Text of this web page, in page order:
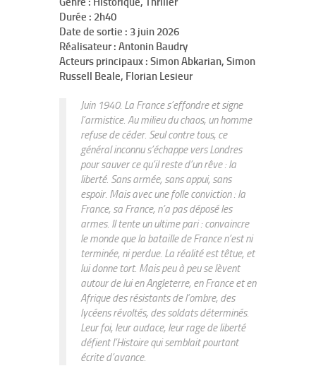
Durée : 2h40
Date de sortie : 3 juin 2026
Réalisateur : Antonin Baudry
Acteurs principaux : Simon Abkarian, Simon
Russell Beale, Florian Lesieur
Juin 1940. La France s’effondre et signe
l’armistice. Au milieu du chaos, un homme
refuse de céder. Seul contre tous, ce
général inconnu s’échappe vers Londres
pour sauver ce qu’il reste d’un rêve : la
liberté. Sans armée, sans appui, sans
espoir. Mais avec une folle conviction : la
France, sa France, n’a pas déposé les
armes. Il tente un ultime pari : convaincre
le monde que la bataille de France n’est ni
terminée, ni perdue. La réalité est têtue, et
lui donne tort. Mais peu à peu se lèvent
autour de lui en Angleterre, en France et en
Afrique des résistants de l’ombre, des
lycéens révoltés, des soldats déterminés.
Leur foi, leur audace, leur rage de liberté
défient l’Histoire qui semblait pourtant
écrite d’avance.